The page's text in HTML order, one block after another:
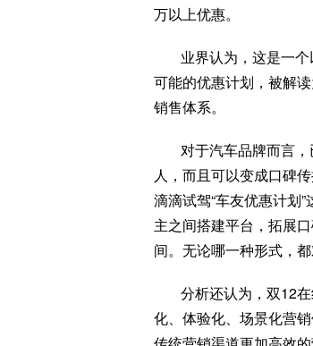
万以上优惠。
业界认为，这是一
可能的优惠计划，被解
销售体系。
对于汽车品牌而言
人，而且可以变成口碑
滴滴试驾“车友优惠计划
主之间搭建平台，拓展
间。无论哪一种形式，
分析还认为，双12
化、体验化、场景化营